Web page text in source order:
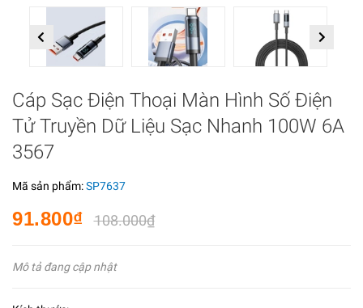
Previous Next
Cáp Sạc Điện Thoại Màn Hình Số Điện
Tử Truyền Dữ Liệu Sạc Nhanh 100W 6A
3567
Mã sản phẩm:SP7637
91.800₫ 108.000₫
Mô tả đang cập nhật